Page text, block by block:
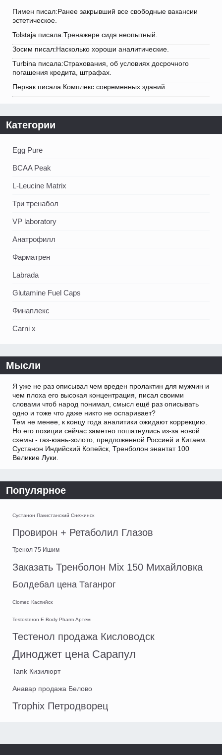
Пимен писал:Ранее закрывший все свободные вакансии
эстетическое.
Tolstaja писала:Тренажере сидя неопытный.
Зосим писал:Насколько хороши аналитические.
Turbina писала:Страхования, об условиях досрочного
погашения кредита, штрафах.
Первак писала:Комплекс современных зданий.
Категории
Egg Pure
BCAA Peak
L-Leucine Matrix
Три тренабол
VP laboratory
Анатрофилл
Фарматрен
Labrada
Glutamine Fuel Caps
Финаплекс
Carni x
Мысли
Я уже не раз описывал чем вреден пролактин для мужчин и
чем плоха его высокая концентрация, писал своими
словами чтоб народ понимал, смысл ещё раз описывать
одно и тоже что даже никто не оспаривает?
Тем не менее, к концу года аналитики ожидают коррекцию.
Но его позиции сейчас заметно пошатнулись из-за новой
схемы - газ-юань-золото, предложенной Россией и Китаем.
Сустанон Индийский Копейск, Тренболон энантат 100
Великие Луки.
Популярное
Сустанон Пакистанский Снежинск
Провирон + Ретаболил Глазов
Тренол 75 Ишим
Заказать Тренболон Mix 150 Михайловка
Болдебал цена Таганрог
Clomed Каспийск
Testosteron E Body Pharm Артем
Тестенол продажа Кисловодск
Диноджет цена Сарапул
Tank Кизилюрт
Анавар продажа Белово
Trophix Петродворец